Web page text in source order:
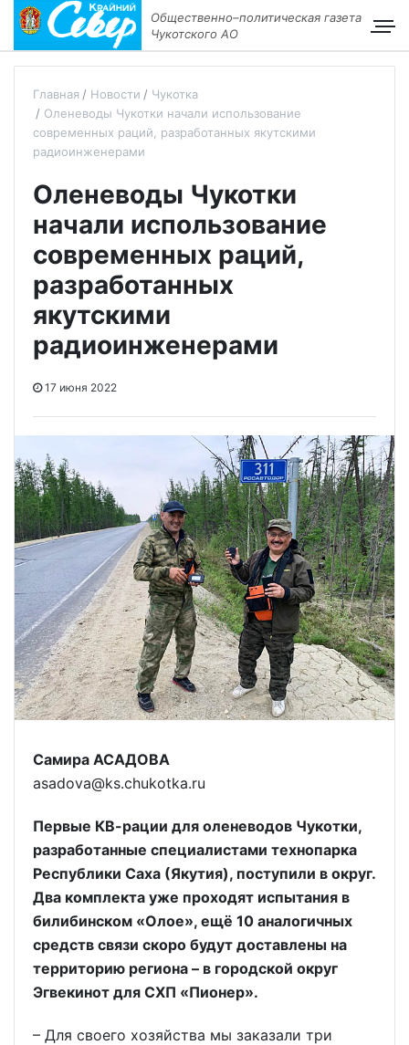
Общественно–политическая газета
Чукотского АО
Главная Новости
Чукотка
Оленеводы Чукотки начали использование
современных раций, разработанных якутскими
радиоинженерами
Оленеводы Чукотки
начали использование
современных раций,
разработанных
якутскими
радиоинженерами
17 июня 2022
Самира АСАДОВА
asadova@ks.chukotka.ru
Первые КВ-рации для оленеводов Чукотки,
разработанные специалистами технопарка
Республики Саха (Якутия), поступили в округ.
Два комплекта уже проходят испытания в
билибинском «Олое», ещё 10 аналогичных
средств связи скоро будут доставлены на
территорию региона – в городской округ
Эгвекинот для СХП «Пионер».
– Для своего хозяйства мы заказали три